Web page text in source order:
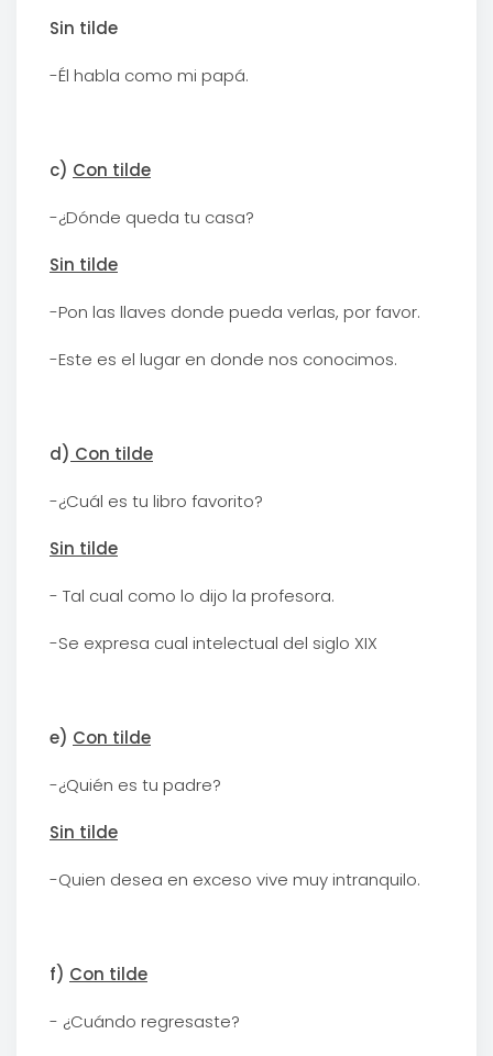
Sin tilde
-Él habla como mi papá.
c) Con tilde
-¿Dónde queda tu casa?
Sin tilde
-Pon las llaves donde pueda verlas, por favor.
-Este es el lugar en donde nos conocimos.
d) Con tilde
-¿Cuál es tu libro favorito?
Sin tilde
- Tal cual como lo dijo la profesora.
-Se expresa cual intelectual del siglo XIX
e) Con tilde
-¿Quién es tu padre?
Sin tilde
-Quien desea en exceso vive muy intranquilo.
f) Con tilde
- ¿Cuándo regresaste?